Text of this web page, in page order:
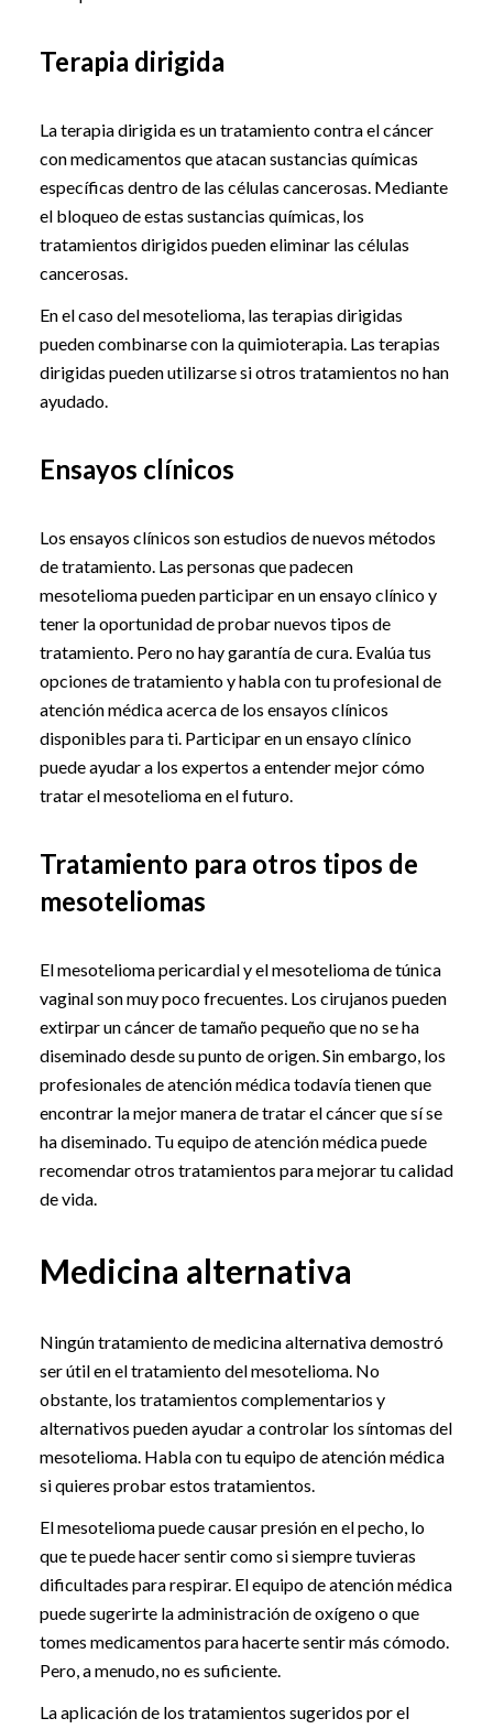
Terapia dirigida
La terapia dirigida es un tratamiento contra el cáncer
con medicamentos que atacan sustancias químicas
específicas dentro de las células cancerosas. Mediante
el bloqueo de estas sustancias químicas, los
tratamientos dirigidos pueden eliminar las células
cancerosas.
En el caso del mesotelioma, las terapias dirigidas
pueden combinarse con la quimioterapia. Las terapias
dirigidas pueden utilizarse si otros tratamientos no han
ayudado.
Ensayos clínicos
Los ensayos clínicos son estudios de nuevos métodos
de tratamiento. Las personas que padecen
mesotelioma pueden participar en un ensayo clínico y
tener la oportunidad de probar nuevos tipos de
tratamiento. Pero no hay garantía de cura. Evalúa tus
opciones de tratamiento y habla con tu profesional de
atención médica acerca de los ensayos clínicos
disponibles para ti. Participar en un ensayo clínico
puede ayudar a los expertos a entender mejor cómo
tratar el mesotelioma en el futuro.
Tratamiento para otros tipos de
mesoteliomas
El mesotelioma pericardial y el mesotelioma de túnica
vaginal son muy poco frecuentes. Los cirujanos pueden
extirpar un cáncer de tamaño pequeño que no se ha
diseminado desde su punto de origen. Sin embargo, los
profesionales de atención médica todavía tienen que
encontrar la mejor manera de tratar el cáncer que sí se
ha diseminado. Tu equipo de atención médica puede
recomendar otros tratamientos para mejorar tu calidad
de vida.
Medicina alternativa
Ningún tratamiento de medicina alternativa demostró
ser útil en el tratamiento del mesotelioma. No
obstante, los tratamientos complementarios y
alternativos pueden ayudar a controlar los síntomas del
mesotelioma. Habla con tu equipo de atención médica
si quieres probar estos tratamientos.
El mesotelioma puede causar presión en el pecho, lo
que te puede hacer sentir como si siempre tuvieras
dificultades para respirar. El equipo de atención médica
puede sugerirte la administración de oxígeno o que
tomes medicamentos para hacerte sentir más cómodo.
Pero, a menudo, no es suficiente.
La aplicación de los tratamientos sugeridos por el